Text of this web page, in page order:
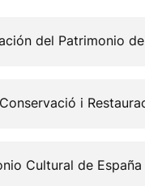
del Patrimonio
i
Cultural de España